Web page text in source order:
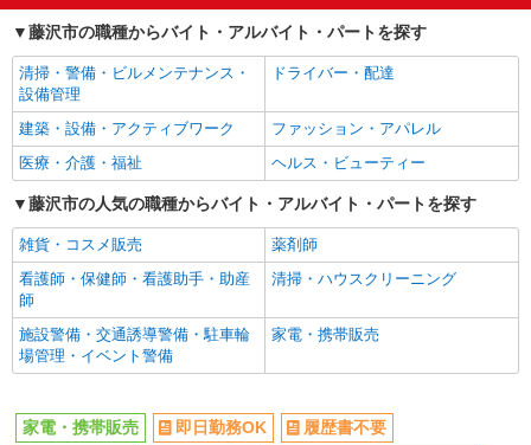
Web面接OK
未経験歓迎
ミドル（40代～）活躍中
英語が活かせる
語学力を活かせる（英語以外）
高収入・高額
ボーナス・賞与あり
昇給あり
日払い
週払い
髪型・髪色自由
ネイルOK
ピアスOK
車通勤OK
バイク通勤OK
交通費支給
社会保険あり
入社祝い金あり
各種手当（家族・役職・インセン
ティブなど）あり
制服貸与
社員登用あり
同じ職種から求人を探す
藤沢市の職種からバイト・アルバイト・パートを探す
清掃・警備・ビルメンテナンス・
設備管理
ドライバー・配達
建築・設備・アクティブワーク
ファッション・アパレル
医療・介護・福祉
ヘルス・ビューティー
藤沢市の人気の職種からバイト・アルバイト・パートを探す
雑貨・コスメ販売
薬剤師
看護師・保健師・看護助手・助産
師
清掃・ハウスクリーニング
施設警備・交通誘導警備・駐車輪
場管理・イベント警備
家電・携帯販売
家電・携帯販売 即日勤務OK
履歴書不要